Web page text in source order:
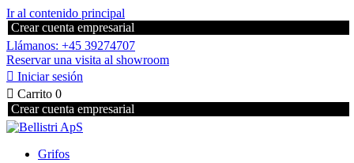
Ir al contenido principal
Crear cuenta empresarial
Llámanos: +45 39274707
Reservar una visita al showroom
 Iniciar sesión
 Carrito 0
Crear cuenta empresarial
Grifos